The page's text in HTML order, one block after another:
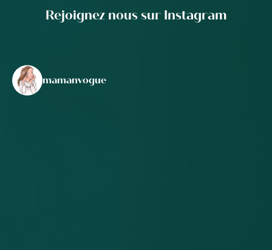
Rejoignez nous sur Instagram
mamanvogue